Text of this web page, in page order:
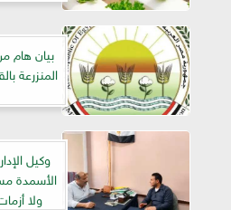
بيان هام
المنزرعة
وكيل
الأسمدة
ولا